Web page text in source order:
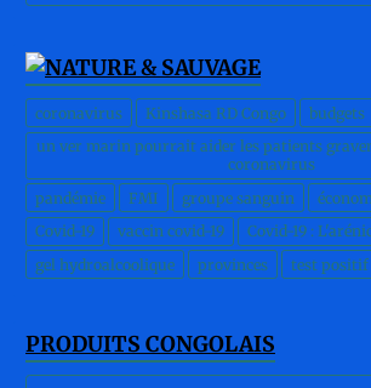
coronavirus Kinshasa RD Congo
budgets
un ver marin pourrait aider les patients
coronavirus
pandémie
FMI groupe sanguin
Covid-19
vaccin covid-19
Covid-19 :
gel hydroalcoolique
provinces test positif
PRODUITS CONGOLAIS